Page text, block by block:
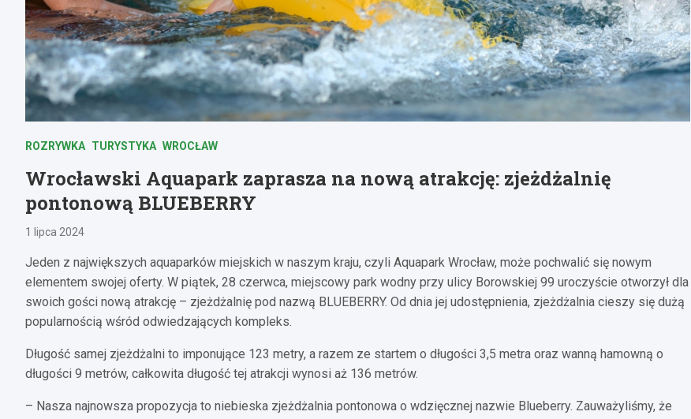
ROZRYWKA TURYSTYKA WROCŁAW
Wrocławski Aquapark zaprasza na nową atrakcję: zjeżdżalnię
pontonową BLUEBERRY
1 lipca 2024
Jeden z największych aquaparków miejskich w naszym kraju, czyli Aquapark Wrocław, może pochwalić się nowym
elementem swojej oferty. W piątek, 28 czerwca, miejscowy park wodny przy ulicy Borowskiej 99 uroczyście otworzył dla
swoich gości nową atrakcję – zjeżdżalnię pod nazwą BLUEBERRY. Od dnia jej udostępnienia, zjeżdżalnia cieszy się dużą
popularnością wśród odwiedzających kompleks.
Długość samej zjeżdżalni to imponujące 123 metry, a razem ze startem o długości 3,5 metra oraz wanną hamowną o
długości 9 metrów, całkowita długość tej atrakcji wynosi aż 136 metrów.
– Nasza najnowsza propozycja to niebieska zjeżdżalnia pontonowa o wdzięcznej nazwie Blueberry. Zauważyliśmy, że